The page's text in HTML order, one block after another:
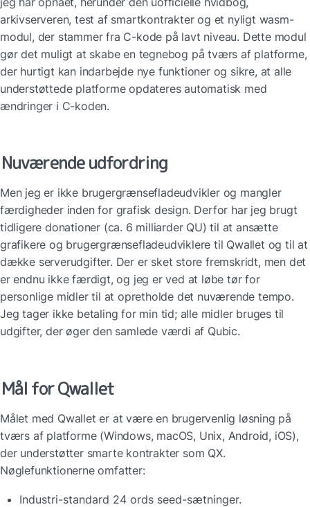
arkivserveren, test af smartkontrakter og et nyligt wasm-
modul, der stammer fra C-kode på lavt niveau. Dette modul
gør det muligt at skabe en tegnebog på tværs af platforme,
der hurtigt kan indarbejde nye funktioner og sikre, at alle
understøttede platforme opdateres automatisk med
ændringer i C-koden.
Nuværende udfordring
Men jeg er ikke brugergrænsefladeudvikler og mangler
færdigheder inden for grafisk design. Derfor har jeg brugt
tidligere donationer (ca. 6 milliarder QU) til at ansætte
grafikere og brugergrænsefladeudviklere til Qwallet og til at
dække serverudgifter. Der er sket store fremskridt, men det
er endnu ikke færdigt, og jeg er ved at løbe tør for
personlige midler til at opretholde det nuværende tempo.
Jeg tager ikke betaling for min tid; alle midler bruges til
udgifter, der øger den samlede værdi af Qubic.
Mål for Qwallet
Målet med Qwallet er at være en brugervenlig løsning på
tværs af platforme (Windows, macOS, Unix, Android, iOS),
der understøtter smarte kontrakter som QX.
Nøglefunktionerne omfatter:
Industri-standard 24 ords seed-sætninger.